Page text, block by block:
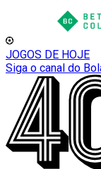
JOGOS DE HOJE
Siga o canal do